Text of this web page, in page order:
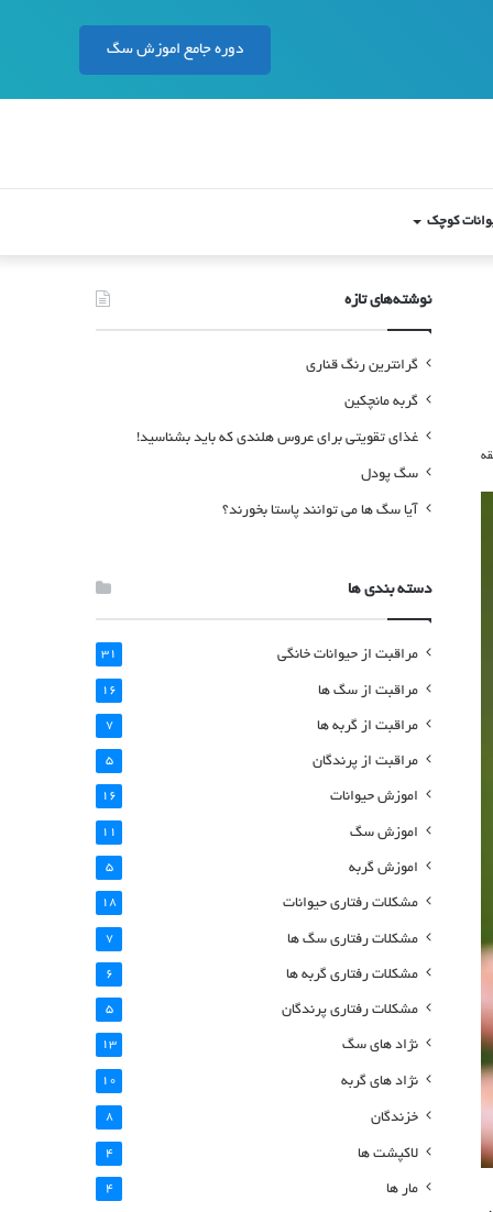
دوره جامع اموزش سگ
کوچک
نوشته‌های تازه
گرانترین رنگ قناری
گربه مانچکین
غذای تقویتی برای عروس هلندی که باید بشناسید!
سگ پودل
آیا سگ ها می توانند پاستا بخورند؟
دسته بندی ها
مراقبت از حیوانات خانگی 31
مراقبت از سگ ها 16
مراقبت از گربه ها 7
مراقبت از پرندگان 5
اموزش حیوانات 16
اموزش سگ 11
اموزش گربه 5
مشکلات رفتاری حیوانات 18
مشکلات رفتاری سگ ها 7
مشکلات رفتاری گربه ها 6
مشکلات رفتاری پرندگان 5
نژاد های سگ 13
نژاد های گربه 10
خزندگان 8
لاکپشت ها 4
مار ها 4